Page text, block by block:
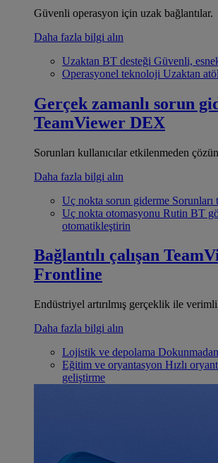
Güvenli operasyon için uzak bağlantılar.
Daha fazla bilgi alın
Uzaktan BT desteği Güvenli,
Operasyonel teknoloji Uzaktan
Gerçek zamanlı sorun
TeamViewer DEX
Sorunları kullanıcılar etkilenmeden
Daha fazla bilgi alın
Uç nokta sorun giderme Sorunları
Uç nokta otomasyonu Rutin BT
otomatikleştirin
Bağlantılı çalışan
Frontline
Endüstriyel artırılmış gerçeklik ile
Daha fazla bilgi alın
Lojistik ve depolama
Eğitim ve oryantasyon Hızlı
geliştirme